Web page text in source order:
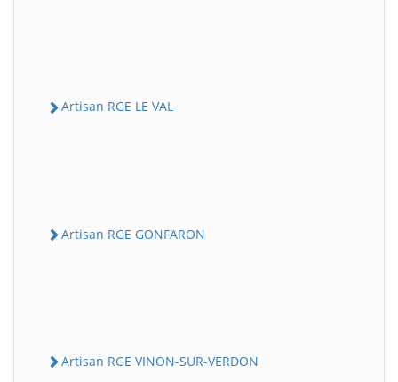
Artisan RGE LE VAL
Artisan RGE GONFARON
Artisan RGE VINON-SUR-VERDON